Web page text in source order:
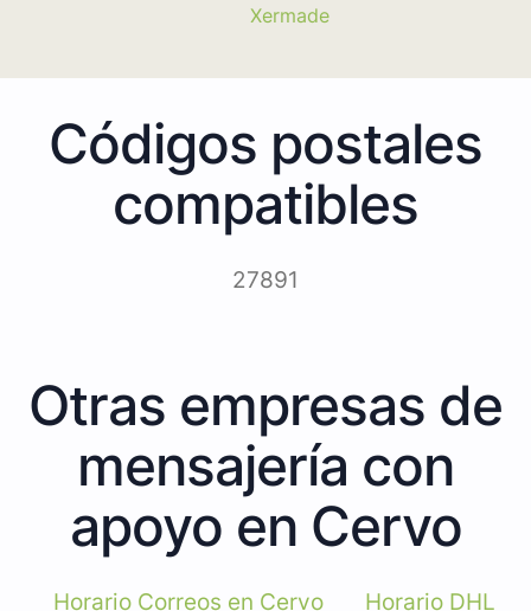
Xermade
Códigos postales
compatibles
27891
Otras empresas de
mensajería con
apoyo en Cervo
Horario Correos en Cervo Horario DHL